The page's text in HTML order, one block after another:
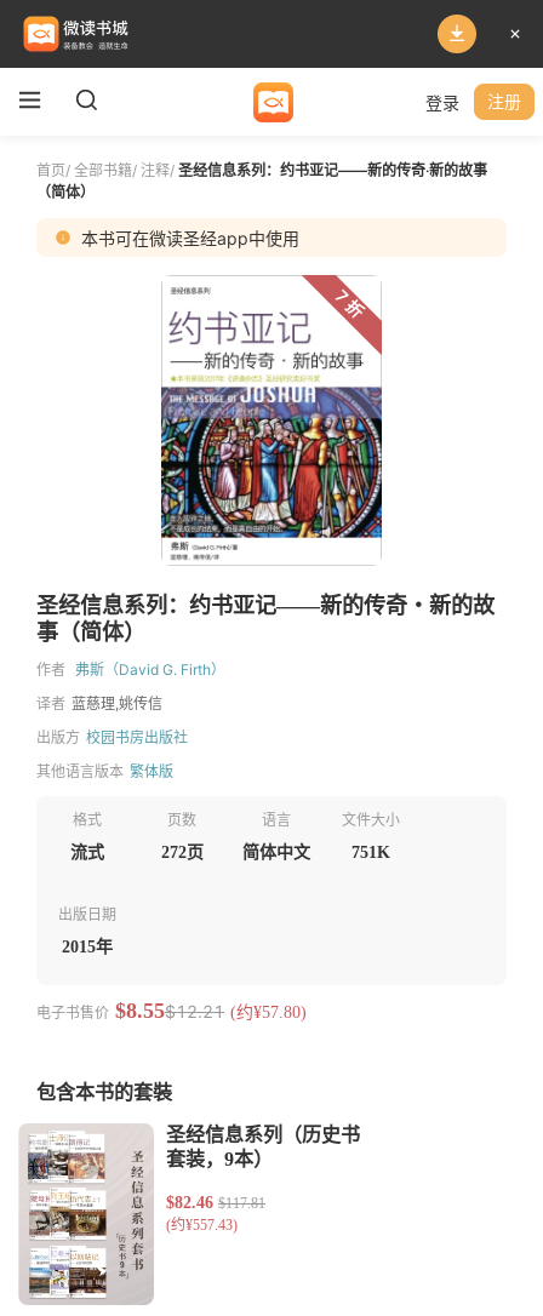
登录 注册
首页/ 全部书籍/ 注释/ 圣经信息系列：约书亚记——新的传奇‧新的故事
（简体）
本书可在微读圣经app中使用
7 折
圣经信息系列：约书亚记——新的传奇‧新的故
事（简体）
作者 弗斯（David G. Firth）
译者 蓝慈理,姚传信
出版方 校园书房出版社
其他语言版本 繁体版
格式
流式
页数
272页
语言
简体中文
文件大小
751K
出版日期
2015年
电子书售价 $8.55$12.21 (约¥57.80)
包含本书的套裝